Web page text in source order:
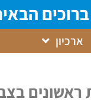
ברוכים
ארכיון
ראשונים